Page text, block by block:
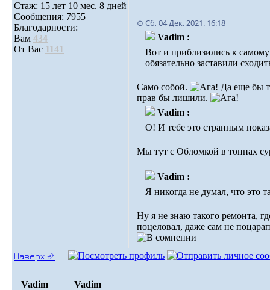
Стаж: 15 лет 10 мес. 8 дней
Сообщения: 7955
Благодарности:
Вам 434
От Вас 1141
⊙ Сб, 04 Дек, 2021. 16:18
Vadim :
Вот и приблизились к
обязательно заставили
Само собой.
Да еще бы
прав бы лишили.
Vadim :
О! И тебе это странным
Мы тут с Обломкой в тоннах
Vadim :
Я никогда не думал, что это
Ну я не знаю такого ремонта,
поцеловал, даже сам не
Наверх ⮵
Vadim Vadim